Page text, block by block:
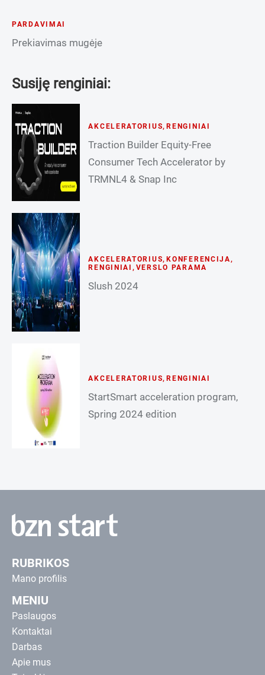
PARDAVIMAI
Prekiavimas mugėje
Susiję renginiai:
AKCELERATORIUS, RENGINIAI
Traction Builder Equity-Free
Consumer Tech Accelerator by
TRMNL4 & Snap Inc
AKCELERATORIUS, KONFERENCIJA,
RENGINIAI , VERSLO PARAMA
Slush 2024
AKCELERATORIUS, RENGINIAI
StartSmart acceleration program,
Spring 2024 edition
RUBRIKOS
Mano profilis
MENIU
Paslaugos
Kontaktai
Darbas
Apie mus